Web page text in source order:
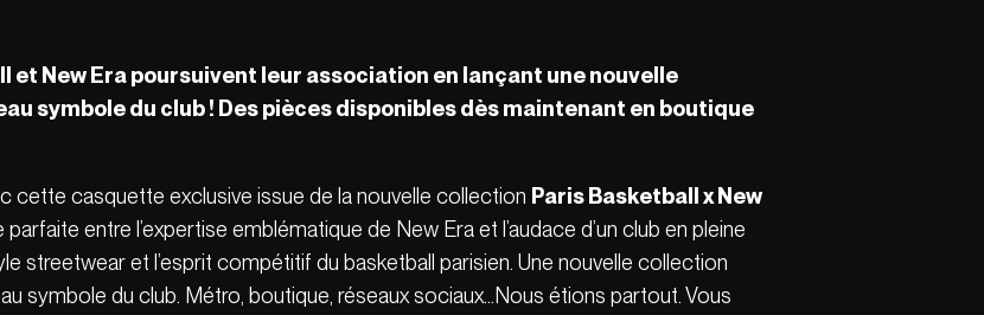
et New Era poursuivent leur association en lançant une nouvelle
symbole du club ! Des pièces disponibles dès maintenant en boutique
cette casquette exclusive issue de la nouvelle collection Paris Basketball x New
parfaite entre l’expertise emblématique de New Era et l’audace d’un club en pleine
streetwear et l’esprit compétitif du basketball parisien. Une nouvelle collection
symbole du club. Métro, boutique, réseaux sociaux…Nous étions partout. Vous